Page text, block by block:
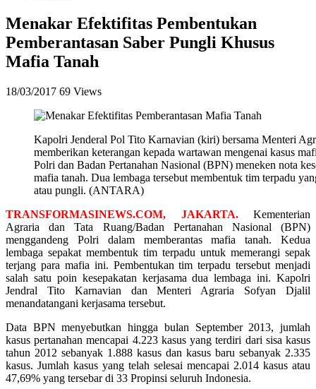
Menakar Efektifitas Pembentukan
Pemberantasan Saber Pungli Khusus
Mafia Tanah
18/03/2017 69 Views
Kapolri Jenderal Pol Tito Karnavian (kiri) bersama Menteri
memberikan keterangan kepada wartawan mengenai kasus
Polri dan Badan Pertanahan Nasional (BPN) meneken nota
mafia tanah. Dua lembaga tersebut membentuk tim terpadu
atau pungli. (ANTARA)
TRANSFORMASINEWS.COM, JAKARTA.Kementerian
Agraria dan Tata Ruang/Badan Pertanahan Nasional (BPN)
menggandeng Polri dalam memberantas mafia tanah. Kedua
lembaga sepakat membentuk tim terpadu untuk memerangi sepak
terjang para mafia ini. Pembentukan tim terpadu tersebut menjadi
salah satu poin kesepakatan kerjasama dua lembaga ini. Kapolri
Jendral Tito Karnavian dan Menteri Agraria Sofyan Djalil
menandatangani kerjasama tersebut.
Data BPN menyebutkan hingga bulan September 2013, jumlah
kasus pertanahan mencapai 4.223 kasus yang terdiri dari sisa kasus
tahun 2012 sebanyak 1.888 kasus dan kasus baru sebanyak 2.335
kasus. Jumlah kasus yang telah selesai mencapai 2.014 kasus atau
47,69% yang tersebar di 33 Propinsi seluruh Indonesia.